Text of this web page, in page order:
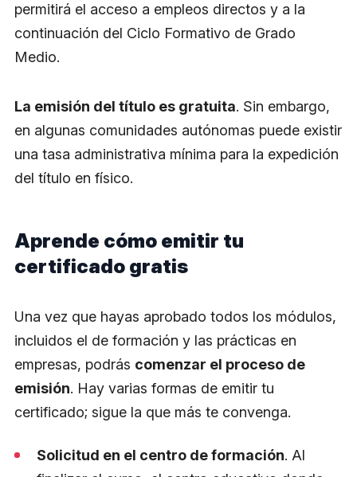
permitirá el acceso a empleos directos y a la
continuación del Ciclo Formativo de Grado
Medio.
La emisión del título es gratuita. Sin embargo,
en algunas comunidades autónomas puede existir
una tasa administrativa mínima para la expedición
del título en físico.
Aprende cómo emitir tu
certificado gratis
Una vez que hayas aprobado todos los módulos,
incluidos el de formación y las prácticas en
empresas, podrás comenzar el proceso de
emisión. Hay varias formas de emitir tu
certificado; sigue la que más te convenga.
Solicitud en el centro de formación. Al